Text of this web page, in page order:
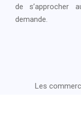
de s’approcher
demande.
Les